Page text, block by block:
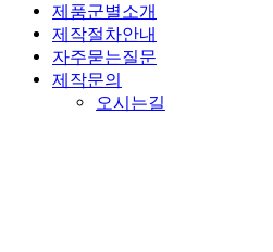
제품군별소개
제작절차안내
자주묻는질문
제작문의
오시는길